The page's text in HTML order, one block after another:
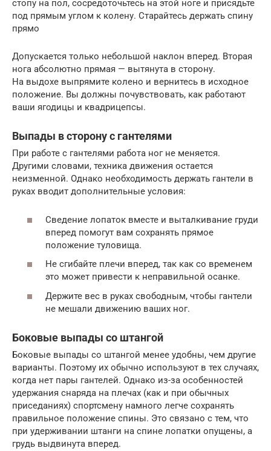
стопу на пол, сосредоточьтесь на этой ноге и присядьте
под прямым углом к ​​колену. Старайтесь держать спину
прямо
Допускается только небольшой наклон вперед. Вторая
нога абсолютно прямая — вытянута в сторону.
На выдохе выпрямите колено и вернитесь в исходное
положение. Вы должны почувствовать, как работают
ваши ягодицы и квадрицепсы.
Выпады в сторону с гантелями
При работе с гантелями работа ног не меняется.
Другими словами, техника движения остается
неизменной. Однако необходимость держать гантели в
руках вводит дополнительные условия:
Сведение лопаток вместе и выталкивание груди
вперед помогут вам сохранять прямое
положение туловища.
Не сгибайте плечи вперед, так как со временем
это может привести к неправильной осанке.
Держите вес в руках свободным, чтобы гантели
не мешали движению ваших ног.
Боковые выпады со штангой
Боковые выпады со штангой менее удобны, чем другие
варианты. Поэтому их обычно используют в тех случаях,
когда нет пары гантелей. Однако из-за особенностей
удержания снаряда на плечах (как и при обычных
приседаниях) спортсмену намного легче сохранять
правильное положение спины. Это связано с тем, что
при удерживании штанги на спине лопатки опущены, а
грудь выдвинута вперед.